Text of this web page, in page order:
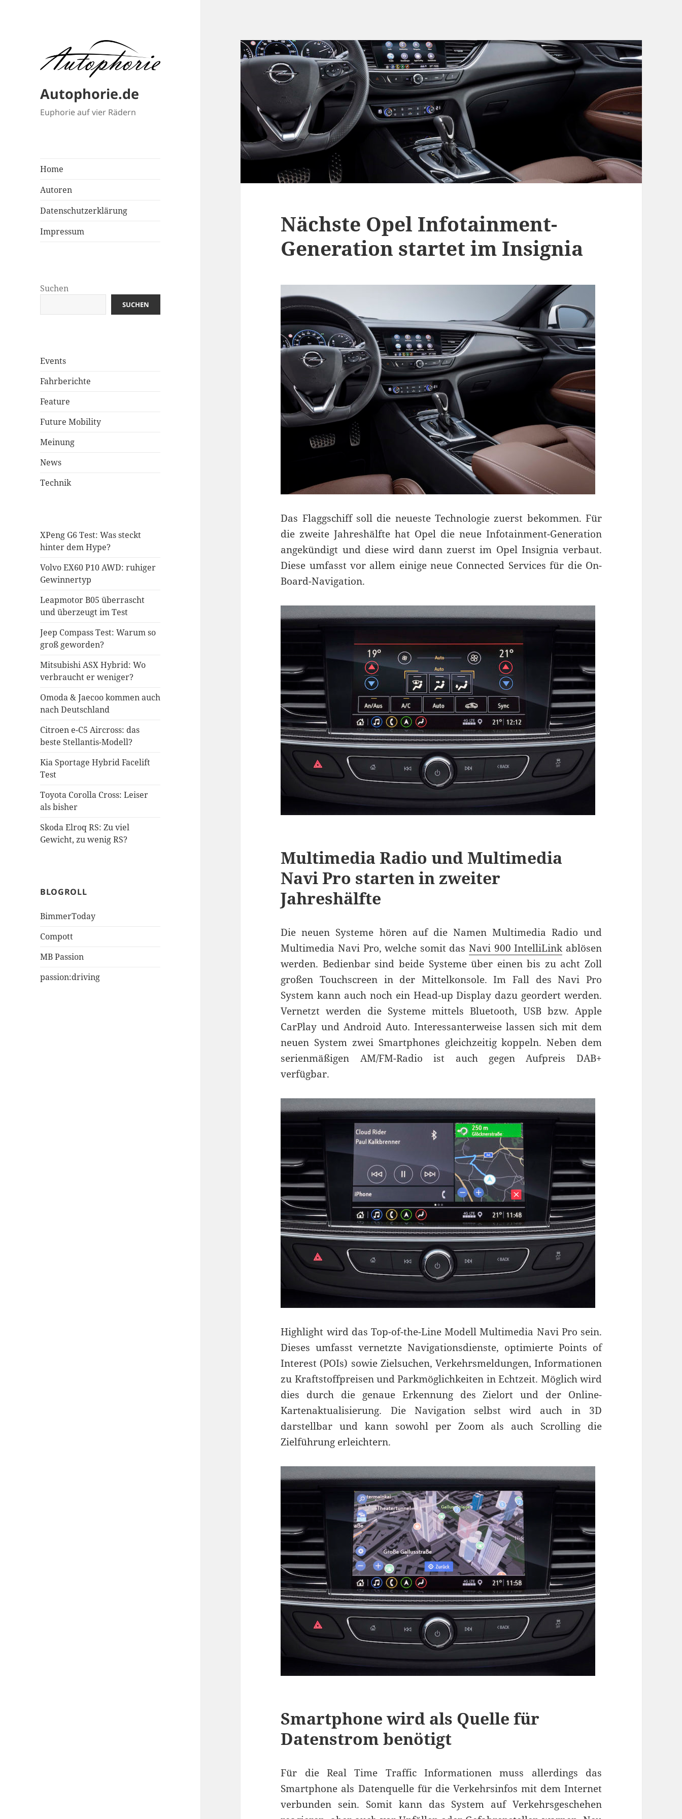
Autophorie.de
Euphorie auf vier Rädern
Home
Autoren
Datenschutzerklärung
Impressum
Suchen
SUCHEN
Events
Fahrberichte
Feature
Future Mobility
Meinung
News
Technik
XPeng G6 Test: Was steckt
hinter dem Hype?
Volvo EX60 P10 AWD: ruhiger
Gewinnertyp
Leapmotor B05 überrascht
und überzeugt im Test
Jeep Compass Test: Warum so
groß geworden?
Mitsubishi ASX Hybrid: Wo
verbraucht er weniger?
Omoda & Jaecoo kommen auch
nach Deutschland
Citroen e-C5 Aircross: das
beste Stellantis-Modell?
Kia Sportage Hybrid Facelift
Test
Toyota Corolla Cross: Leiser
als bisher
Skoda Elroq RS: Zu viel
Gewicht, zu wenig RS?
BLOGROLL
BimmerToday
Compott
MB Passion
passion:driving
Nächste Opel Infotainment-
Generation startet im Insignia
Das Flaggschiff soll die neueste Technologie zuerst bekommen. Für
die zweite Jahreshälfte hat Opel die neue Infotainment-Generation
angekündigt und diese wird dann zuerst im Opel Insignia verbaut.
Diese umfasst vor allem einige neue Connected Services für die On-
Board-Navigation.
Multimedia Radio und Multimedia
Navi Pro starten in zweiter
Jahreshälfte
Die neuen Systeme hören auf die Namen Multimedia Radio und
Multimedia Navi Pro, welche somit dasNavi 900 IntelliLink ablösen
werden. Bedienbar sind beide Systeme über einen bis zu acht Zoll
großen Touchscreen in der Mittelkonsole. Im Fall des Navi Pro
System kann auch noch ein Head-up Display dazu geordert werden.
Vernetzt werden die Systeme mittels Bluetooth, USB bzw. Apple
CarPlay und Android Auto. Interessanterweise lassen sich mit dem
neuen System zwei Smartphones gleichzeitig koppeln. Neben dem
serienmäßigen AM/FM-Radio ist auch gegen Aufpreis DAB+
verfügbar.
Highlight wird das Top-of-the-Line Modell Multimedia Navi Pro sein.
Dieses umfasst vernetzte Navigationsdienste, optimierte Points of
Interest (POIs) sowie Zielsuchen, Verkehrsmeldungen, Informationen
zu Kraftstoffpreisen und Parkmöglichkeiten in Echtzeit. Möglich wird
dies durch die genaue Erkennung des Zielort und der Online-
Kartenaktualisierung. Die Navigation selbst wird auch in 3D
darstellbar und kann sowohl per Zoom als auch Scrolling die
Zielführung erleichtern.
Smartphone wird als Quelle für
Datenstrom benötigt
Für die Real Time Traffic Informationen muss allerdings das
Smartphone als Datenquelle für die Verkehrsinfos mit dem Internet
verbunden sein. Somit kann das System auf Verkehrsgeschehen